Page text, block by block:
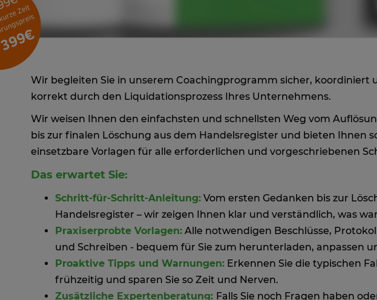
Wir begleiten Sie in unserem Coachingprogramm sicher, koordiniert
korrekt durch den Liquidationsprozess Ihres Unternehmens.
Wir weisen Ihnen den einfachsten und schnellsten Weg vom
bis zur finalen Löschung aus dem Handelsregister und bieten Ihnen
einsetzbare Vorlagen für alle erforderlichen und vorgeschriebenen
Das erwartet Sie:
Schritt-für-Schritt-Anleitung: Vom ersten Gedanken bis zur
Handelsregister – wir zeigen Ihnen klar und verständlich, was
Praxiserprobte Vorlagen: Alle notwendigen Beschlüsse,
und Schreiben - bequem für Sie zum herunterladen, anpassen
Proaktive Tipps und Warnungen: Erkennen Sie die typischen
frühzeitig und sparen Sie so Zeit und Nerven.
Zusätzliche Expertenberatung: Falls Sie noch Fragen haben